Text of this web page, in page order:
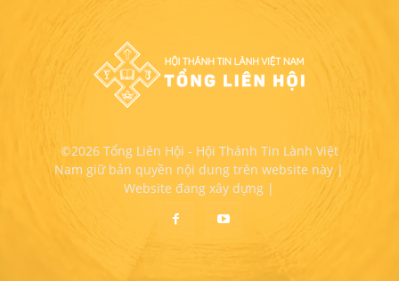
©2026 Tổng Liên Hội - Hội Thánh Tin Lành Việt
Nam giữ bản quyền nội dung trên website này |
Website đang xây dựng |